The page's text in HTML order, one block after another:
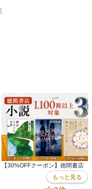
したお店も好きで、むき
りしていると、地元の人
してではなく、もっと夢
視点だと思ったりする』
んやな』
る、だけが理由やない、
やろ』
ひっついてるのは“地縛”の
はのクリスマスやお正月
もっと見る